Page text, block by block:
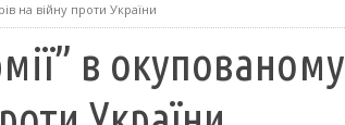
на війну проти України
в окупованому